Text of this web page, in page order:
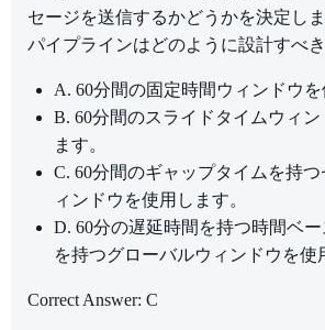
セージを送信するかどうかを決定しま
パイプラインはどのように設計すべ
A. 60分間の固定時間ウィンドウを
B. 60分間のスライドタイムウィン
ます。
C. 60分間のギャップタイムを持
ィンドウを使用します。
D. 60分の遅延時間を持つ時間ベ
を持つグローバルウィンドウを使
Correct Answer: C